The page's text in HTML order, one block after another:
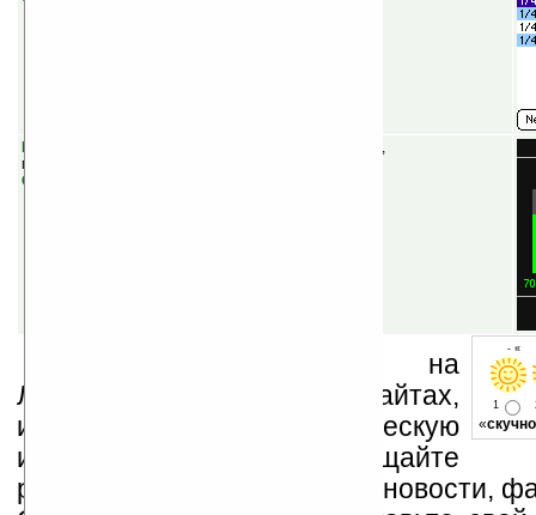
(шареварная) — тонконастраиваемый,
многофункциональный будильник.
Скачать
- «
1
«скучно
Устанавливайте линк на
Ладошки на своих сайтах,
изучайте коммерческую
информацию, посещайте
разделы сайта (форум, чат, новости,